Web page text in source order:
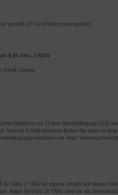
gemäß §27 a Umsatzsteuergesetz:
§ 55 Abs. 2 RStV
Kamil Leutner
Plattform zur Online-Streitbeilegung (OS)
Unsere E-Mail-Adresse finden Sie oben im
vor einer
§ 7 Abs.1 TMG für eigene Inhalte auf diesen
Nach §§ 8 bis 10 TMG sind wir als